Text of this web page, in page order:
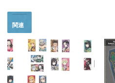
関連